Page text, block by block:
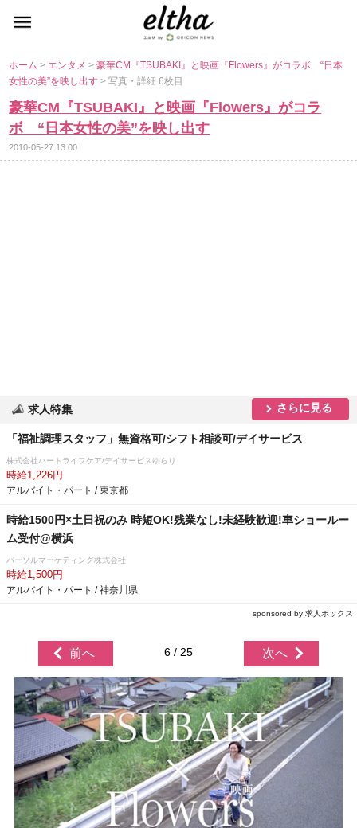
ホーム> エンタメ>豪華CM『TSUBAKI』と映画『Flowers』がコラボ “日本
女性の美”を映し出す> 写真・詳細 6枚目
豪華CM『TSUBAKI』と映画『Flowers』がコラ
ボ “日本女性の美”を映し出す
2010-05-27 13:00
求人特集 さらに見る
「福祉調理スタッフ」無資格可/シフト相談可/デイサービス
株式会社ハートライフケア/デイサービスゆらり
時給1,226円
アルバイト・パート / 東京都
時給1500円×土日祝のみ 時短OK!残業なし!未経験歓迎!車ショールー
ム受付@横浜
パーソルマーケティング株式会社
時給1,500円
アルバイト・パート / 神奈川県
sponsored by 求人ボックス
前へ 6 / 25 次へ